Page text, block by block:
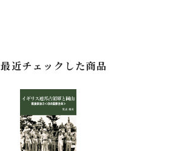
最近チェックした商品